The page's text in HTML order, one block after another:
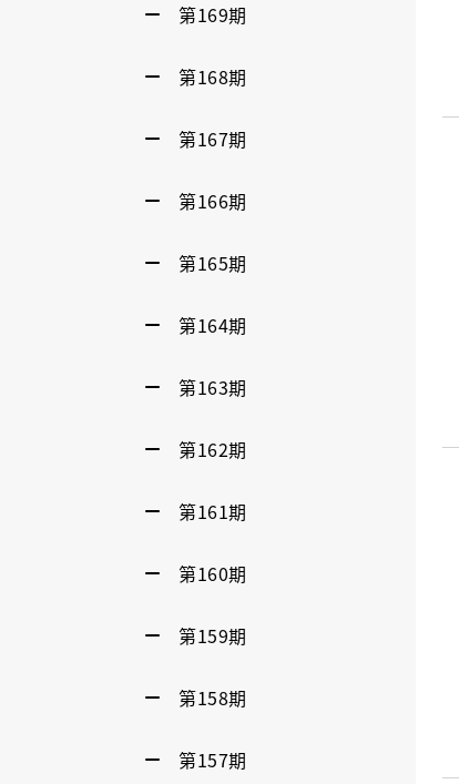
第169期
第168期
第167期
第166期
第165期
第164期
第163期
第162期
第161期
第160期
第159期
第158期
第157期